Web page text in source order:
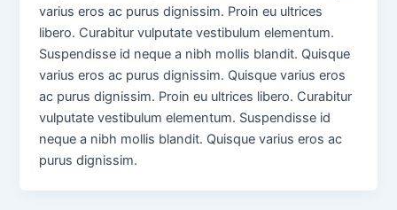
varius eros ac purus dignissim. Proin eu ultrices
libero. Curabitur vulputate vestibulum elementum.
Suspendisse id neque a nibh mollis blandit. Quisque
varius eros ac purus dignissim. Quisque varius eros
ac purus dignissim. Proin eu ultrices libero. Curabitur
vulputate vestibulum elementum. Suspendisse id
neque a nibh mollis blandit. Quisque varius eros ac
purus dignissim.